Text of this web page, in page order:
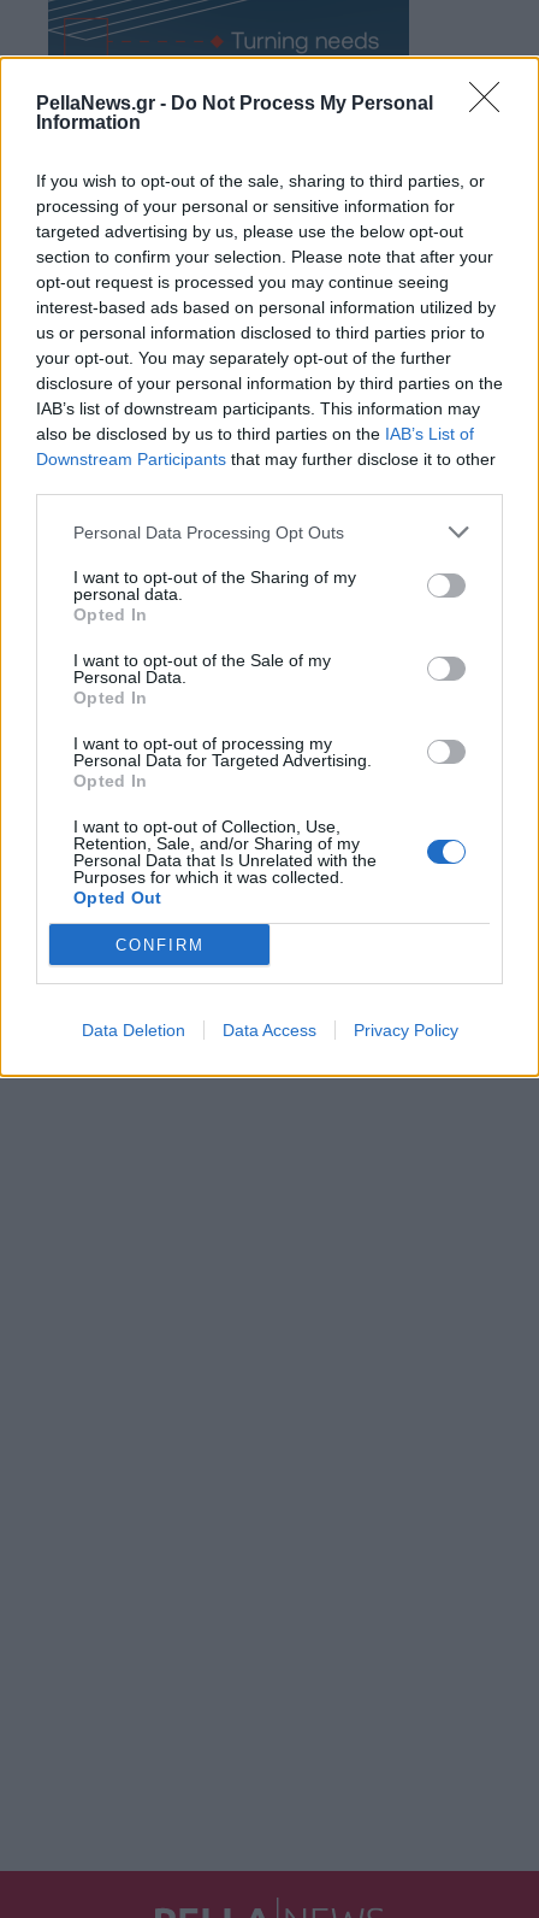
PellaNews.gr - Do Not Process My Personal
Information
If you wish to opt-out of the sale, sharing to third parties, or
processing of your personal or sensitive information for
targeted advertising by us, please use the below opt-out
section to confirm your selection. Please note that after your
opt-out request is processed you may continue seeing
interest-based ads based on personal information utilized by
us or personal information disclosed to third parties prior to
your opt-out. You may separately opt-out of the further
disclosure of your personal information by third parties on the
IAB’s list of downstream participants. This information may
also be disclosed by us to third parties on the IAB’s List of
Downstream Participants that may further disclose it to other
Personal Data Processing Opt Outs
I want to opt-out of the Sharing of my
personal data.
Opted In
I want to opt-out of the Sale of my
Personal Data.
Opted In
I want to opt-out of processing my
Personal Data for Targeted Advertising.
Opted In
I want to opt-out of Collection, Use,
Retention, Sale, and/or Sharing of my
Personal Data that Is Unrelated with the
Purposes for which it was collected.
Opted Out
CONFIRM
Data Deletion Data Access Privacy Policy
18 Αυγούστου 2022
Την αποθέωσαν όταν
ξενοδοχείο